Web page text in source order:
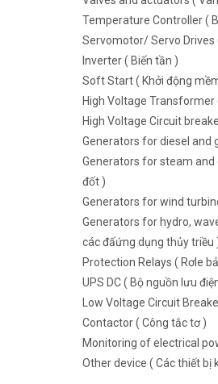
Temperature Controller (
Servomotor/ Servo Drives
Inverter ( Biến tần )
Soft Start ( Khởi động
High Voltage Transformer
High Voltage Circuit
Generators for diesel and
Generators for steam and
đốt )
Generators for wind
Generators for hydro,
các đấứng dụng thủy triều
Protection Relays ( Rơle
UPS DC ( Bộ nguồn lưu
Low Voltage Circuit
Contactor ( Công tắc tơ )
Monitoring of electrical
Other device ( Các thiết bị